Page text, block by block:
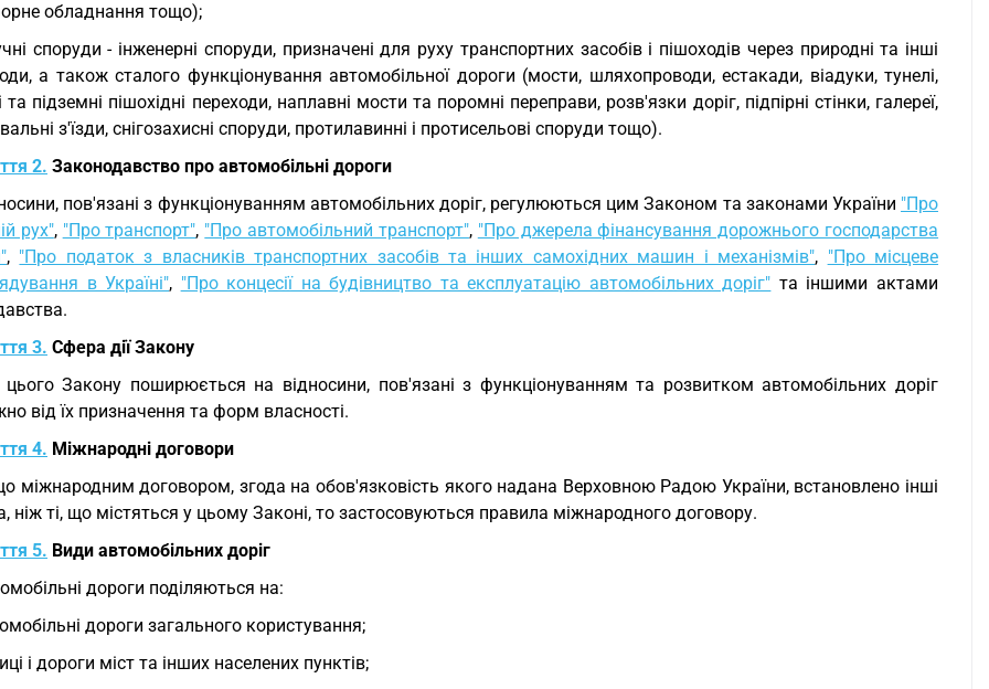
обладнання тощо);
споруди - інженерні споруди, призначені для руху транспортних засобів і пішоходів через природні та інші
а також сталого функціонування автомобільної дороги (мости, шляхопроводи, естакади, віадуки, тунелі,
та підземні пішохідні переходи, наплавні мости та поромні переправи, розв'язки доріг, підпірні стінки, галереї,
з'їзди, снігозахисні споруди, протилавинні і протисельові споруди тощо).
2. Законодавство про автомобільні дороги
пов'язані з функціонуванням автомобільних доріг, регулюються цим Законом та законами України "Про
рух", "Про транспорт", "Про автомобільний транспорт", "Про джерела фінансування дорожнього господарства
, "Про податок з власників транспортних засобів та інших самохідних машин і механізмів", "Про місцеве
в Україні", "Про концесії на будівництво та експлуатацію автомобільних доріг" та іншими актами
3. Сфера дії Закону
цього Закону поширюється на відносини, пов'язані з функціонуванням та розвитком автомобільних доріг
від їх призначення та форм власності.
4. Міжнародні договори
міжнародним договором, згода на обов'язковість якого надана Верховною Радою України, встановлено інші
ніж ті, що містяться у цьому Законі, то застосовуються правила міжнародного договору.
5. Види автомобільних доріг
дороги поділяються на:
дороги загального користування;
і дороги міст та інших населених пунктів;